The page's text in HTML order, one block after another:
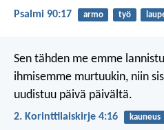
Psalmi 90:17 armo työ
Sen tähden me emme
ihmisemme murtuukin, niin
uudistuu päivä päivältä.
2. Korinttilaiskirje 4:16 kauneus